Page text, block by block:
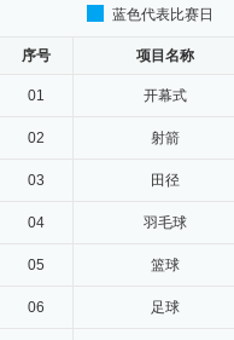
蓝色代表比赛日
序号 项目名称
01 开幕式
02 射箭
03 田径
04 羽毛球
05 篮球
06 足球